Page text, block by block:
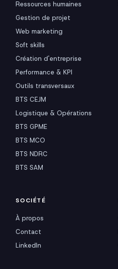
Ressources humaines
Gestion de projet
Web marketing
Soft skills
Création d'entreprise
Performance & KPI
Outils transversaux
BTS CEJM
Logistique & Opérations
BTS GPME
BTS MCO
BTS NDRC
BTS SAM
SOCIÉTÉ
À propos
Contact
LinkedIn